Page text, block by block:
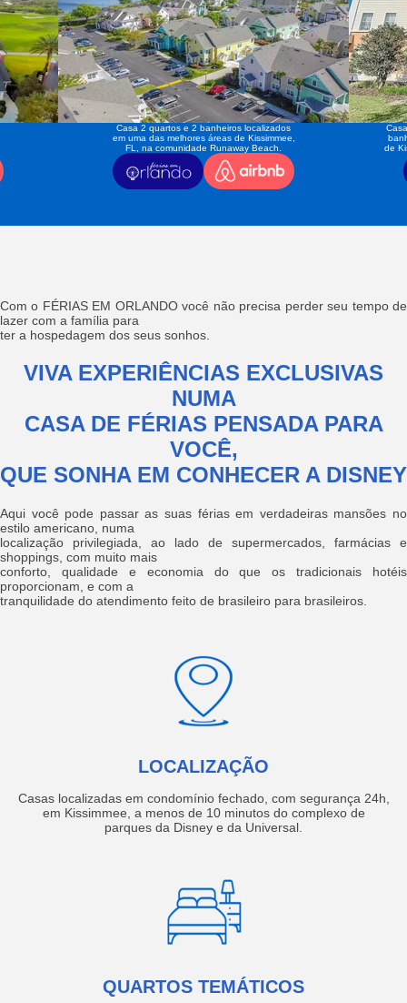
Casa 2 quartos e 2 banheiros localizados
em uma das melhores áreas de Kissimmee,
FL, na comunidade Runaway Beach.
de
Com o FÉRIAS EM ORLANDO você não precisa perder seu tempo de
lazer com a família para
ter a hospedagem dos seus sonhos.
VIVA EXPERIÊNCIAS EXCLUSIVAS
NUMA
CASA DE FÉRIAS PENSADA PARA
VOCÊ,
QUE SONHA EM CONHECER A DISNEY
Aqui você pode passar as suas férias em verdadeiras mansões no
estilo americano, numa
localização privilegiada, ao lado de supermercados, farmácias e
shoppings, com muito mais
conforto, qualidade e economia do que os tradicionais hotéis
proporcionam, e com a
tranquilidade do atendimento feito de brasileiro para brasileiros.
LOCALIZAÇÃO
Casas localizadas em condomínio fechado, com segurança 24h,
em Kissimmee, a menos de 10 minutos do complexo de
parques da Disney e da Universal.
QUARTOS TEMÁTICOS